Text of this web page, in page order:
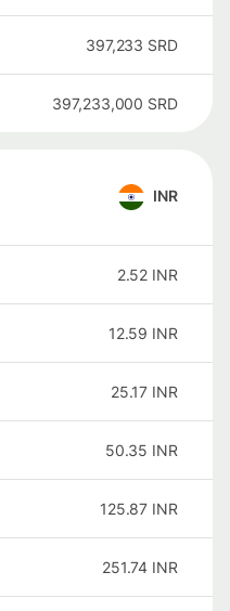
397,233 SRD
397,233,000 SRD
INR
2.52 INR
12.59 INR
25.17 INR
50.35 INR
125.87 INR
251.74 INR